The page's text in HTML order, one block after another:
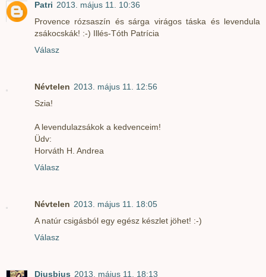
Patri 2013. május 11. 10:36
Provence rózsaszín és sárga virágos táska és levendula
zsákocskák! :-) Illés-Tóth Patrícia
Válasz
Névtelen 2013. május 11. 12:56
Szia!
A levendulazsákok a kedvenceim!
Üdv:
Horváth H. Andrea
Válasz
Névtelen 2013. május 11. 18:05
A natúr csigásból egy egész készlet jöhet! :-)
Válasz
Diusbius 2013. május 11. 18:13